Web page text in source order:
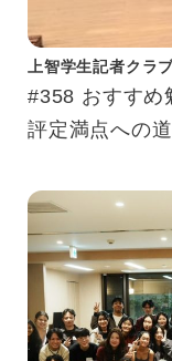
上智学生記者クラ
#358 おすすめ
評定満点への道